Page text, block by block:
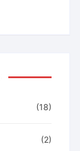
(18)
(2)